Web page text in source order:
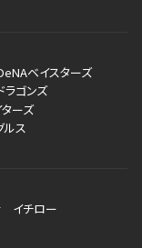
ベイスターズ
ラゴンズ
ーズ
ルス
イチロー